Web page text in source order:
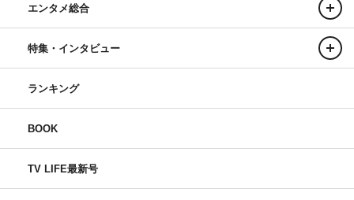
エンタメ総合
特集・インタビュー
ランキング
BOOK
TV LIFE最新号